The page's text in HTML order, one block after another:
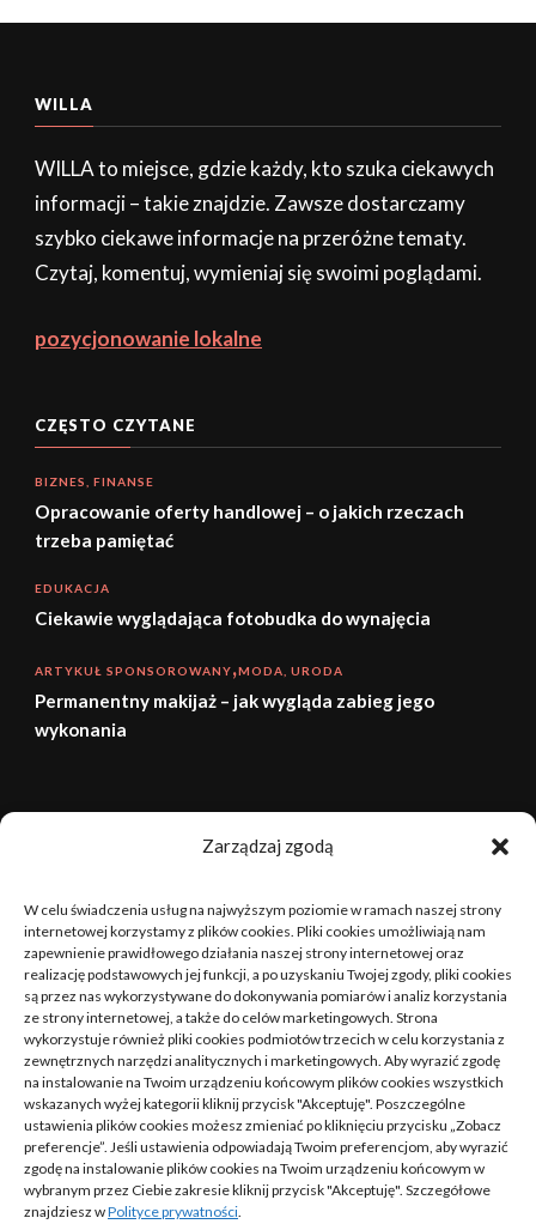
Zarządzaj zgodą
W celu świadczenia usług na najwyższym poziomie w ramach naszej strony
internetowej korzystamy z plików cookies. Pliki cookies umożliwiają nam
zapewnienie prawidłowego działania naszej strony internetowej oraz
realizację podstawowych jej funkcji, a po uzyskaniu Twojej zgody, pliki cookies
są przez nas wykorzystywane do dokonywania pomiarów i analiz korzystania
ze strony internetowej, a także do celów marketingowych. Strona
wykorzystuje również pliki cookies podmiotów trzecich w celu korzystania z
zewnętrznych narzędzi analitycznych i marketingowych. Aby wyrazić zgodę
na instalowanie na Twoim urządzeniu końcowym plików cookies wszystkich
wskazanych wyżej kategorii kliknij przycisk "Akceptuję". Poszczególne
ustawienia plików cookies możesz zmieniać po kliknięciu przycisku „Zobacz
preferencje”. Jeśli ustawienia odpowiadają Twoim preferencjom, aby wyrazić
zgodę na instalowanie plików cookies na Twoim urządzeniu końcowym w
wybranym przez Ciebie zakresie kliknij przycisk "Akceptuję". Szczegółowe
znajdziesz wPolityce prywatności.
WILLA
WILLA to miejsce, gdzie każdy, kto szuka ciekawych
informacji – takie znajdzie. Zawsze dostarczamy
szybko ciekawe informacje na przeróżne tematy.
Czytaj, komentuj, wymieniaj się swoimi poglądami.
pozycjonowanie lokalne
CZĘSTO CZYTANE
BIZNES, FINANSE
Opracowanie oferty handlowej – o jakich rzeczach
trzeba pamiętać
EDUKACJA
Ciekawie wyglądająca fotobudka do wynajęcia
ARTYKUŁ SPONSOROWANY MODA, URODA
Permanentny makijaż – jak wygląda zabieg jego
wykonania
sierpień 2026
3 4 5 6 7 8 9
10 11 12 13 14 15 16
17 18 19 20 21 22 23
24 25 26 27 28 29 30
31